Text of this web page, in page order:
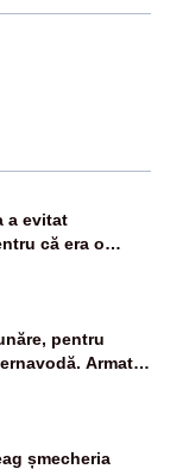
a evitat
că era o
fondurile de
pentru
Armata
apa
șmecheria